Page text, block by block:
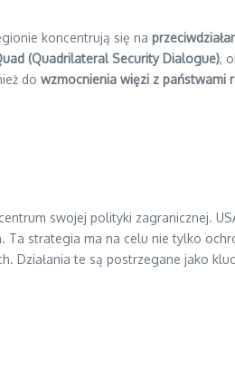
koncentrują się na
(Quadrilateral Security Dialogue),
do wzmocnienia więzi z państwami
swojej polityki zagranicznej.
Ta strategia ma na celu nie tylko
Działania te są postrzegane jako